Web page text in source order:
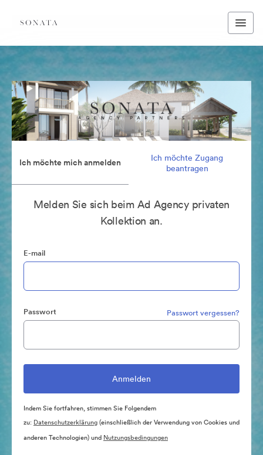
Ich möchte mich anmelden
Ich möchte Zugang
beantragen
Melden Sie sich beim Ad Agency privaten
Kollektion an.
E-mail
Passwort Passwort vergessen?
Indem Sie fortfahren, stimmen Sie Folgendem
zu: Datenschutzerklärung(einschließlich der Verwendung von Cookies und
anderen Technologien) und Nutzungsbedingungen